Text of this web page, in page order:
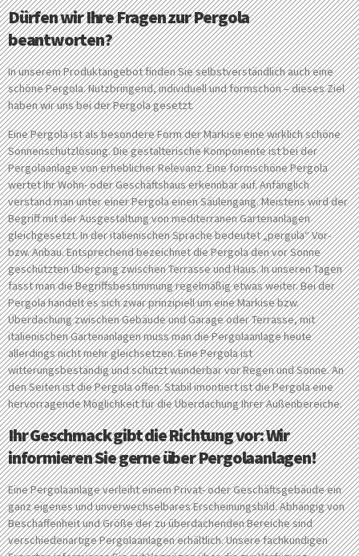
Dürfen wir Ihre Fragen zur Pergola
beantworten?
In unserem Produktangebot finden Sie selbstverständlich auch eine
schöne Pergola. Nutzbringend, individuell und formschön – dieses Ziel
haben wir uns bei der Pergola gesetzt.
Eine Pergola ist als besondere Form der Markise eine wirklich schöne
Sonnenschutzlösung. Die gestalterische Komponente ist bei der
Pergolaanlage von erheblicher Relevanz. Eine formschöne Pergola
wertet Ihr Wohn- oder Geschäftshaus erkennbar auf. Anfänglich
verstand man unter einer Pergola einen Säulengang. Meistens wird der
Begriff mit der Ausgestaltung von mediterranen Gartenanlagen
gleichgesetzt. In der italienischen Sprache bedeutet „pergula“ Vor-
bzw. Anbau. Entsprechend bezeichnet die Pergola den vor Sonne
geschützten Übergang zwischen Terrasse und Haus. In unseren Tagen
fasst man die Begriffsbestimmung regelmäßig etwas weiter. Bei der
Pergola handelt es sich zwar prinzipiell um eine Markise bzw.
Überdachung zwischen Gebäude und Garage oder Terrasse, mit
italienischen Gartenanlagen muss man die Pergolaanlage heute
allerdings nicht mehr gleichsetzen. Eine Pergola ist
witterungsbeständig und schützt wunderbar vor Regen und Sonne. An
den Seiten ist die Pergola offen. Stabil imontiert ist die Pergola eine
hervorragende Möglichkeit für die Überdachung Ihrer Außenbereiche.
Ihr Geschmack gibt die Richtung vor: Wir
informieren Sie gerne über Pergolaanlagen!
Eine Pergolaanlage verleiht einem Privat- oder Geschäftsgebäude ein
ganz eigenes und unverwechselbares Erscheinungsbild. Abhängig von
Beschaffenheit und Größe der zu überdachenden Bereiche sind
verschiedenartige Pergolaanlagen erhältlich. Unsere fachkundigen